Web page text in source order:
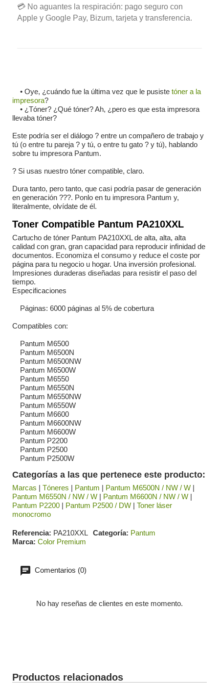
💳 No aguantes la respiración: pago seguro con
Apple y Google Pay, Bizum, tarjeta y transferencia.
• Oye, ¿cuándo fue la última vez que le pusiste tóner a la
impresora?
• ¿Tóner? ¿Qué tóner? Ah, ¿pero es que esta impresora
llevaba tóner?
Este podría ser el diálogo ? entre un compañero de trabajo y
tú (o entre tu pareja ? y tú, o entre tu gato ? y tú), hablando
sobre tu impresora Pantum.
? Si usas nuestro tóner compatible, claro.
Dura tanto, pero tanto, que casi podría pasar de generación
en generación ?‍?‍?. Ponlo en tu impresora Pantum y,
literalmente, olvídate de él.
Toner Compatible Pantum PA210XXL
Cartucho de tóner Pantum PA210XXL de alta, alta, alta
calidad con gran, gran capacidad para reproducir infinidad de
documentos. Economiza el consumo y reduce el coste por
página para tu negocio u hogar. Una inversión profesional.
Impresiones duraderas diseñadas para resistir el paso del
tiempo.
Especificaciones
Páginas: 6000 páginas al 5% de cobertura
Compatibles con:
Pantum M6500
Pantum M6500N
Pantum M6500NW
Pantum M6500W
Pantum M6550
Pantum M6550N
Pantum M6550NW
Pantum M6550W
Pantum M6600
Pantum M6600NW
Pantum M6600W
Pantum P2200
Pantum P2500
Pantum P2500W
Categorías a las que pertenece este producto:
Marcas | Tóneres | Pantum | Pantum M6500N / NW / W |
Pantum M6550N / NW / W | Pantum M6600N / NW / W |
Pantum P2200 | Pantum P2500 / DW | Toner láser
monocromo
Referencia PA210XXL Categoría Pantum
Marca Color Premium
Comentarios (0)
No hay reseñas de clientes en este momento.
Productos relacionados